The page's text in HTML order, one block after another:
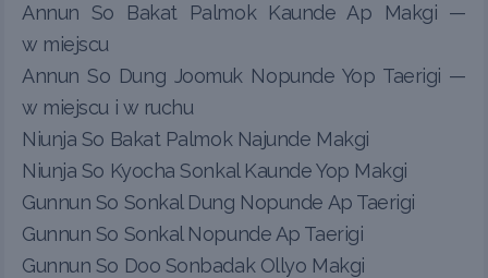
Annun So Bakat Palmok Kaunde Ap Makgi —
w miejscu
Annun So Dung Joomuk Nopunde Yop Taerigi —
w miejscu i w ruchu
Niunja So Bakat Palmok Najunde Makgi
Niunja So Kyocha Sonkal Kaunde Yop Makgi
Gunnun So Sonkal Dung Nopunde Ap Taerigi
Gunnun So Sonkal Nopunde Ap Taerigi
Gunnun So Doo Sonbadak Ollyo Makgi